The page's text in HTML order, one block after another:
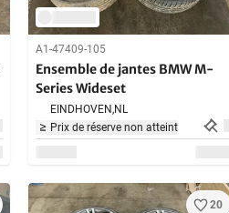
A1-47409-105
Ensemble de jantes BMW M-
Series Wideset
EINDHOVEN,NL
Prix de réserve non atteint
20